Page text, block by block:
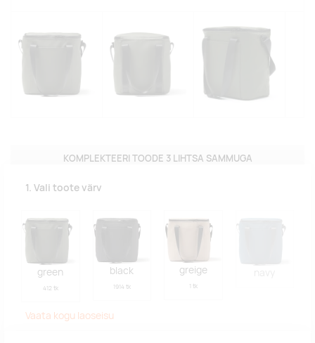
KOMPLEKTEERI TOODE 3 LIHTSA SAMMUGA
1. Vali toote värv
green
412 tk
black
1914 tk
greige
1 tk
Vaata kogu laoseisu